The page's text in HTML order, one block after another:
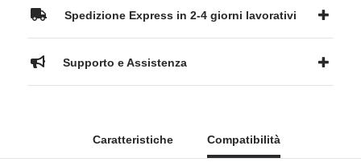
Spedizione Express in 2-4 giorni lavorativi
Supporto e Assistenza
Caratteristiche Compatibilità